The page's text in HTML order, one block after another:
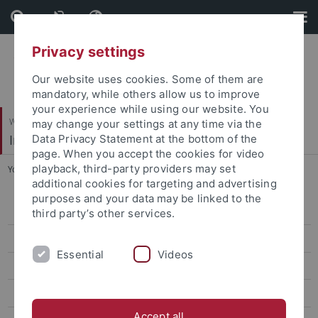
Skip
to
content
Skip
to
footer
Wirtschafts- und Sozialwissenschaftliche Fakultät
Institut für Sportwissenschaft
You are here: Startseite ... Sportpsychologie und Methodenlehre
Sportökonomik, Sportmanagement und Sportpublizistik
Team
Privacy settings
Our website uses cookies. Some of them are
mandatory, while others allow us to improve
your experience while using our website. You
may change your settings at any time via the
Data Privacy Statement at the bottom of the
page. When you accept the cookies for video
playback, third-party providers may set
additional cookies for targeting and advertising
purposes and your data may be linked to the
third party’s other services.
Essential Videos